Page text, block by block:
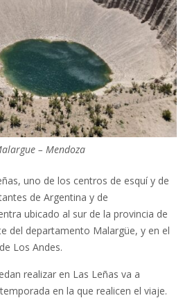
– Mendoza
uno de los centros de esquí y de
de Argentina y de
ubicado al sur de la provincia de
del departamento Malargüe, y en el
Los Andes.
realizar en Las Leñas va a
en la que realicen el viaje.